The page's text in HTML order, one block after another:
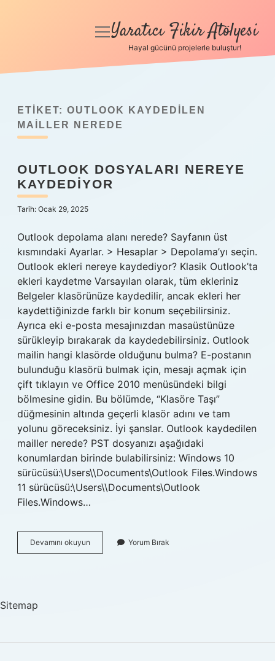
Anasayfa
Yasal Uyarı
menüyü
Yaratıcı Fikir Atölyesi
Hayal gücünü projelerle buluştur!
ETIKET: OUTLOOK KAYDEDILEN
MAILLER NEREDE
OUTLOOK DOSYALARI NEREYE
KAYDEDIYOR
Tarih: Ocak 29, 2025
Outlook depolama alanı nerede? Sayfanın üst
kısmındaki Ayarlar. > Hesaplar > Depolama’yı seçin.
Outlook ekleri nereye kaydediyor? Klasik Outlook’ta
ekleri kaydetme Varsayılan olarak, tüm ekleriniz
Belgeler klasörünüze kaydedilir, ancak ekleri her
kaydettiğinizde farklı bir konum seçebilirsiniz.
Ayrıca eki e-posta mesajınızdan masaüstünüze
sürükleyip bırakarak da kaydedebilirsiniz. Outlook
mailin hangi klasörde olduğunu bulma? E-postanın
bulunduğu klasörü bulmak için, mesajı açmak için
çift tıklayın ve Office 2010 menüsündeki bilgi
bölmesine gidin. Bu bölümde, “Klasöre Taşı”
düğmesinin altında geçerli klasör adını ve tam
yolunu göreceksiniz. İyi şanslar. Outlook kaydedilen
mailler nerede? PST dosyanızı aşağıdaki
konumlardan birinde bulabilirsiniz: Windows 10
sürücüsü:\Users\\Documents\Outlook Files.Windows
11 sürücüsü:\Users\\Documents\Outlook
Files.Windows…
Devamını okuyun
Dosyaları
Yorum Bırak
Sitemap